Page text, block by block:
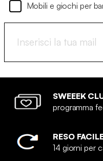
Mobili e giochi per
SWEEEK
programma
RESO
14 giorni per